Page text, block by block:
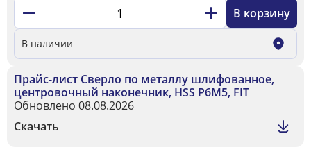
В корзину
В наличии
Прайс-лист Сверло по металлу шлифованное,
центровочный наконечник, HSS Р6М5, FIT
Обновлено 08.08.2026
Скачать